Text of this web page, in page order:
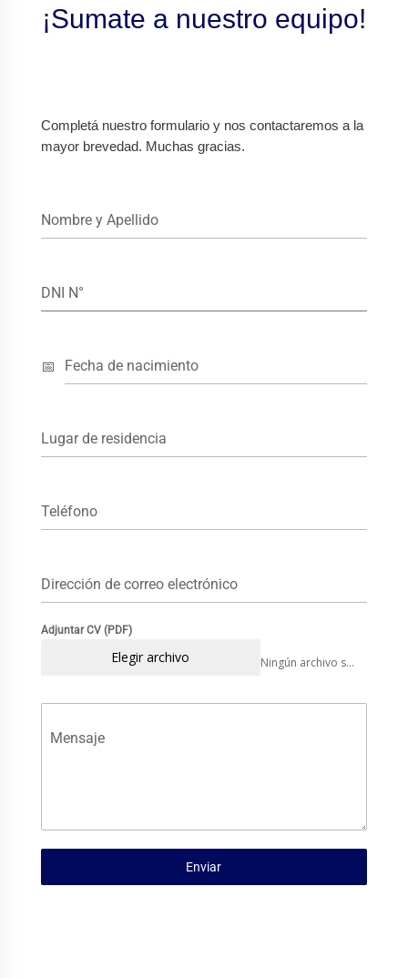
¡Sumate a nuestro equipo!
Completá nuestro formulario y nos contactaremos a la
mayor brevedad. Muchas gracias.
Nombre y Apellido
DNI N°
Fecha de nacimiento
Lugar de residencia
Teléfono
Dirección de correo electrónico
Adjuntar CV (PDF)
Elegir archivo Ningún archivo seleccionado
Mensaje
Enviar